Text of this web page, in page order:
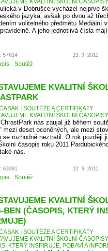
KVALITNÍ ŠKOLNÍ
v Dobrušce vycházel nejprve
jazyka, avšak po dvou až
volitelného předmětu Mediální
A jeho jednotlivá čísla
57614 13. 9. 2011
Soutěž
KVALITNÍ
SOUTĚŽE A CERTIFIKÁTY
KVALITNÍ ŠKOLNÍ
nás zaujal již během
mezi deset oceněných, ale mezi
se rozhodně neztratil. O rok později
časopis roku 2011
nás.
63391 12. 9. 2011
Soutěž
KVALITNÍ
BEN (ČASOPIS, KTERÝ
SOUTĚŽE A CERTIFIKÁTY
KVALITNÍ ŠKOLNÍ
KTERÝ INSPIRUJE, POBAVÍ A